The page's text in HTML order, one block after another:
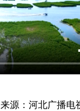
来源：河北广播电